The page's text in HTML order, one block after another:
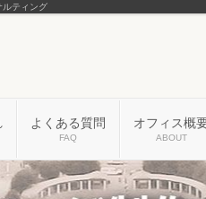
ルティング
よくある質問
FAQ
オフィス概
ABOUT